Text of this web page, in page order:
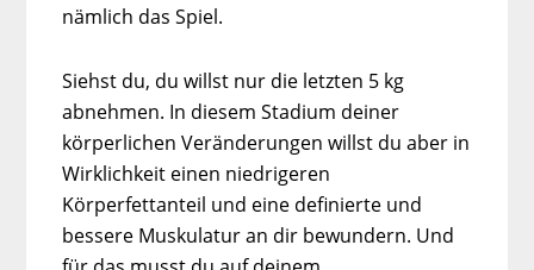
nämlich das Spiel.
Siehst du, du willst nur die letzten 5 kg
abnehmen. In diesem Stadium deiner
körperlichen Veränderungen willst du aber in
Wirklichkeit einen niedrigeren
Körperfettanteil und eine definierte und
bessere Muskulatur an dir bewundern. Und